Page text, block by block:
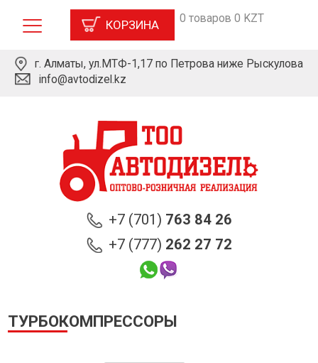
КОРЗИНА 0 товаров 0 KZT
г. Алматы, ул.МТФ-1,17 по Петрова ниже Рыскулова
info@avtodizel.kz
+7 (701) 763 84 26
+7 (777) 262 27 72
ТУРБОКОМПРЕССОРЫ